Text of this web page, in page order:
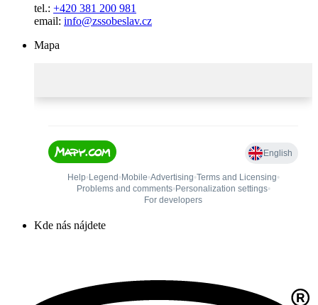
tel.: +420 381 200 981
email: info@zssobeslav.cz
Mapa
Kde nás nájdete